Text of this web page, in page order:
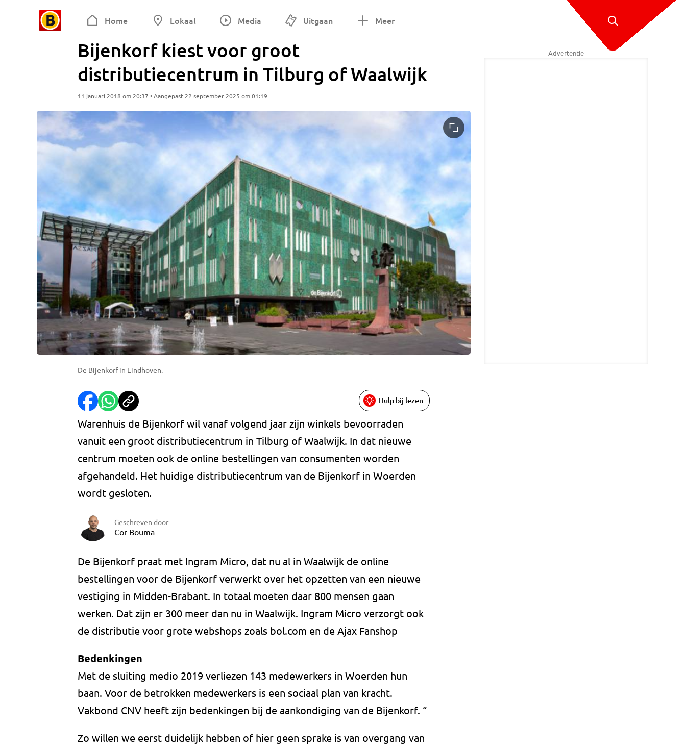
Home Lokaal Media Uitgaan Meer
Bijenkorf kiest voor groot
distributiecentrum in Tilburg of Waalwijk
11 januari 2018 om 20:37 • Aangepast 22 september 2025 om 01:19
De Bijenkorf in Eindhoven.
Hulp bij lezen
Warenhuis de Bijenkorf wil vanaf volgend jaar zijn winkels bevoorraden
vanuit een groot distributiecentrum in Tilburg of Waalwijk. In dat nieuwe
centrum moeten ook de online bestellingen van consumenten worden
afgehandeld. Het huidige distributiecentrum van de Bijenkorf in Woerden
wordt gesloten.
Geschreven door
Cor Bouma
De Bijenkorf praat met Ingram Micro, dat nu al in Waalwijk de online
bestellingen voor de Bijenkorf verwerkt over het opzetten van een nieuwe
vestiging in Midden-Brabant. In totaal moeten daar 800 mensen gaan
werken. Dat zijn er 300 meer dan nu in Waalwijk. Ingram Micro verzorgt ook
de distributie voor grote webshops zoals bol.com en de Ajax Fanshop
Bedenkingen
Met de sluiting medio 2019 verliezen 143 medewerkers in Woerden hun
baan. Voor de betrokken medewerkers is een sociaal plan van kracht.
Vakbond CNV heeft zijn bedenkingen bij de aankondiging van de Bijenkorf. “
Zo willen we eerst duidelijk hebben of hier geen sprake is van overgang van
Advertentie